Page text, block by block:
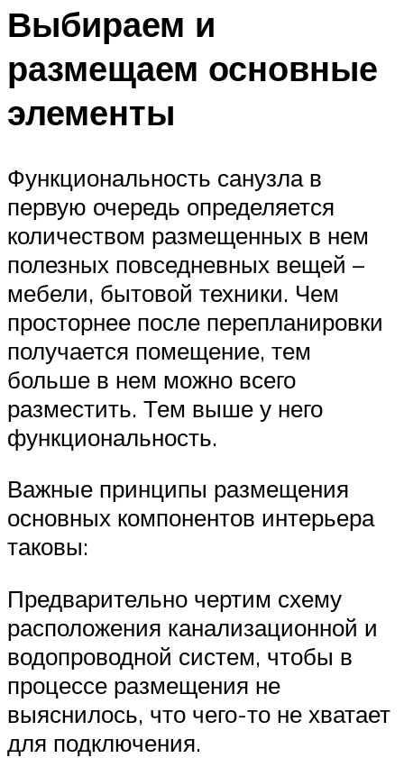
Выбираем и
размещаем основные
элементы
Функциональность санузла в
первую очередь определяется
количеством размещенных в нем
полезных повседневных вещей –
мебели, бытовой техники. Чем
просторнее после перепланировки
получается помещение, тем
больше в нем можно всего
разместить. Тем выше у него
функциональность.
Важные принципы размещения
основных компонентов интерьера
таковы:
Предварительно чертим схему
расположения канализационной и
водопроводной систем, чтобы в
процессе размещения не
выяснилось, что чего-то не хватает
для подключения.